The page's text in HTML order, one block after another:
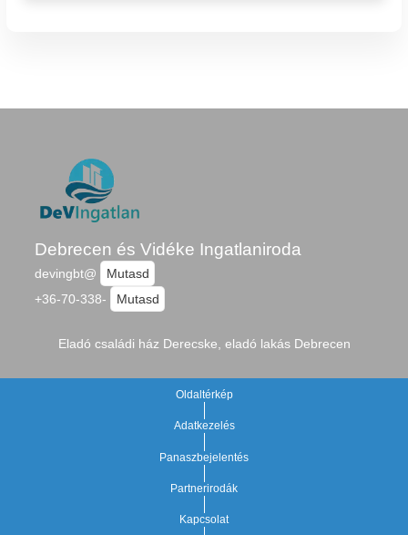
Debrecen és Vidéke Ingatlaniroda
devingbt@
Mutasd
+36-70-338-
Mutasd
Eladó családi ház Derecske, eladó lakás Debrecen
Oldaltérkép
Adatkezelés
Panaszbejelentés
Partnerirodák
Kapcsolat